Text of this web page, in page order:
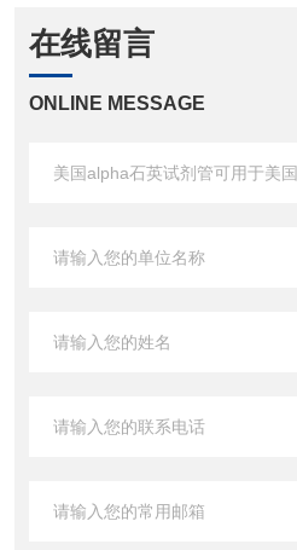
在线留言
ONLINE MESSAGE